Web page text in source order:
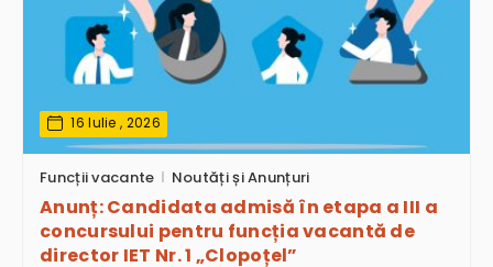
16 Iulie , 2026
Funcții vacante Noutăți și Anunțuri
Anunț: Candidata admisă în etapa a III a
concursului pentru funcția vacantă de
director IET Nr. 1 „Clopoțel”